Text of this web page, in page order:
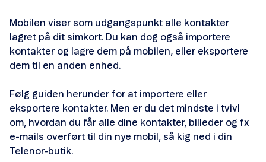
Overfør kontakter
Opsæt Outlook
Mobilen viser som udgangspunkt alle kontakter
lagret på dit simkort. Du kan dog også importere
kontakter og lagre dem på mobilen, eller eksportere
dem til en anden enhed.
Følg guiden herunder for at importere eller
eksportere kontakter. Men er du det mindste i tvivl
om, hvordan du får alle dine kontakter, billeder og fx
e-mails overført til din nye mobil, så kig ned i din
Telenor-butik.